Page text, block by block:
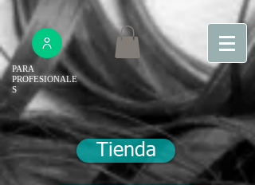
PARA
PROFESIONALE
S
Tienda